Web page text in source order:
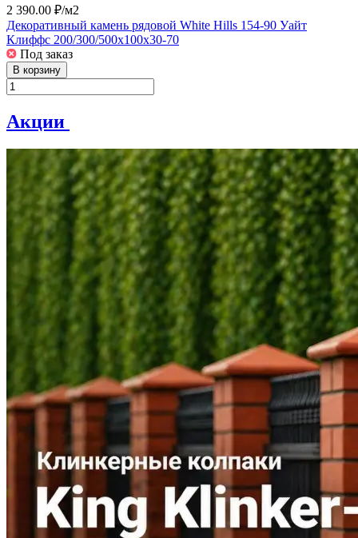
2 390.00 ₽/м2
Декоративный камень рядовой White Hills 154-90 Уайт
Клиффс 200/300/500x100x30-70
Под заказ
В корзину
Акции